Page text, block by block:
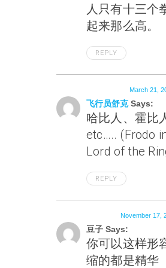
人只有十三个
起来那么高。
REPLY
飞行员舒克Says:
March 21,
哈比人、霍比
etc….. (Frodo
Lord of the
REPLY
豆子 Says:
November 17,
你可以这样形
缩的都是精华